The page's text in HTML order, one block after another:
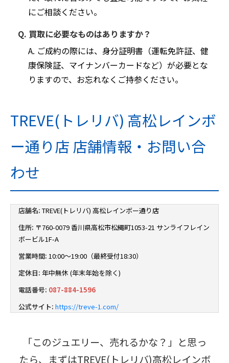
にご相談ください。
Q. 買取に必要なものはありますか？
A. ご成約の際には、身分証明書（運転免許証、健
康保険証、マイナンバーカードなど）が必要とな
りますので、お忘れなくご持参ください。
TREVE(トレリバ) 高松レインボ
ー通り店 店舗情報・お問い合
わせ
店舗名: TREVE(トレリバ) 高松レインボー通り店
住所: 〒760-0079 香川県高松市松縄町1053-21 サンライフレイン
ボービル1F-A
営業時間: 10:00～19:00（最終受付18:30）
定休日: 年中無休 (年末年始を除く)
電話番号: 087-884-1596
公式サイト: https://treve-1.com/
「このジュエリー、売れるかな？」と思っ
たら、まずはTREVE(トレリバ)高松レインボ